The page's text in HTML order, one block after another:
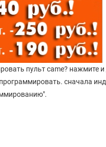
пульт came? нажмите
сначала